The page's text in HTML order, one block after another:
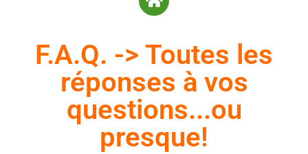
F.A.Q. -> Toutes les
réponses à vos
questions...ou
presque!